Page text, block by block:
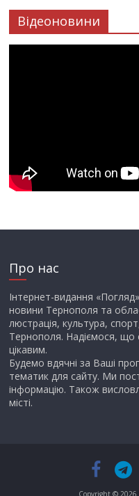
Відеоновини
Про нас
Інтернет-видання
новини Тернополя та
люстрація, культура,
Тернополя. Надіємося, що
цікавим.
Будемо вдячні за Ваші
тематик для сайту. Ми
інформацію. Також
місті.
Copyright © 2026